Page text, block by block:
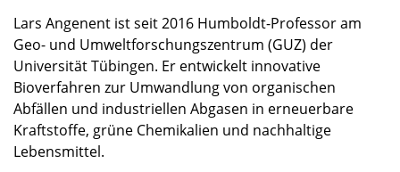
Lars Angenent ist seit 2016 Humboldt-Professor am
Geo- und Umweltforschungszentrum (GUZ) der
Universität Tübingen. Er entwickelt innovative
Bioverfahren zur Umwandlung von organischen
Abfällen und industriellen Abgasen in erneuerbare
Kraftstoffe, grüne Chemikalien und nachhaltige
Lebensmittel.